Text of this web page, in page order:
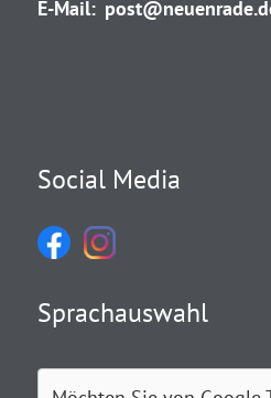
E-Mail:
Social Media
Sprachauswahl